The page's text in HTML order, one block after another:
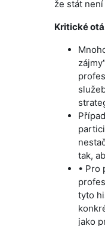
že stát
Kritické
tak,
• Pro
tyto
jako